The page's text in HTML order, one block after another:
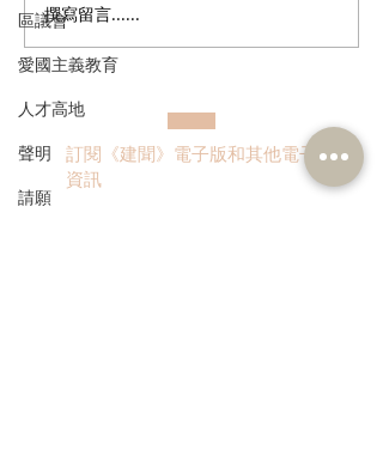
區議會
愛國主義教育
人才高地
聲明
請願
民建聯提交《完善香港的
性罪行法例》諮詢文件意
見書
撰寫留言......
訂閱《建聞》電子版和其他電子
資訊